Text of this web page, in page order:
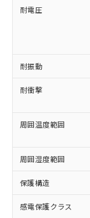
耐電圧
耐振動
耐衝撃
周囲温度範囲
周囲湿度範囲
保護構造
感電保護クラス
以下の
本
商
(税
当
本
在
記
タ
覧
準
了承
対応予
非含有
調査・
非含有
非該当
害物質
仕入先
いたもの
むを得
ミウム(Cd)
六価クロム
類(PBB)
(PBDE)
「○」：
基準値
「×」：
基準値を
「－」
Pb(鉛)
Cr(Ⅵ)(六価ク
当
為
（
ま
国
可)
とり